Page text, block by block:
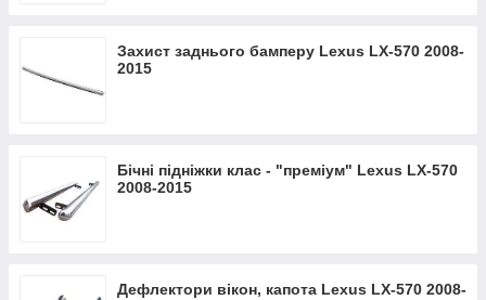
Захист заднього бамперу Lexus LX-570 2008-
2015
Бічні підніжки клас - "преміум" Lexus LX-570
2008-2015
Дефлектори вікон, капота Lexus LX-570 2008-